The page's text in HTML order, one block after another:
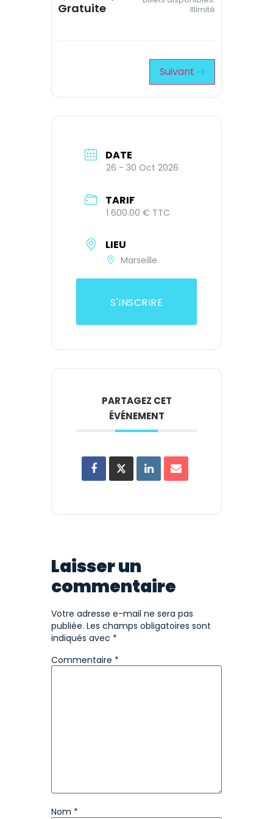
Gratuite
Illimité
Suivant
DATE
26 - 30 Oct 2026
TARIF
1 600.00 € TTC
LIEU
Marseille
S'INSCRIRE
PARTAGEZ CET
ÉVÉNEMENT
Laisser un
commentaire
Votre adresse e-mail ne sera pas
publiée. Les champs obligatoires sont
indiqués avec *
Commentaire *
Nom *